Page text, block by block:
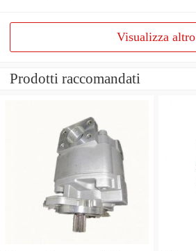
Visualizza altro
Prodotti raccomandati